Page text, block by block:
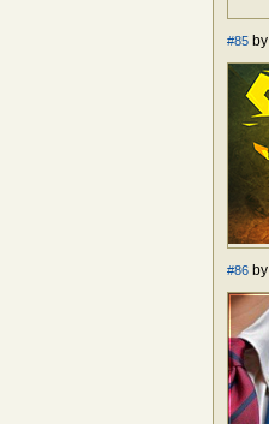
#85 by
#86 by